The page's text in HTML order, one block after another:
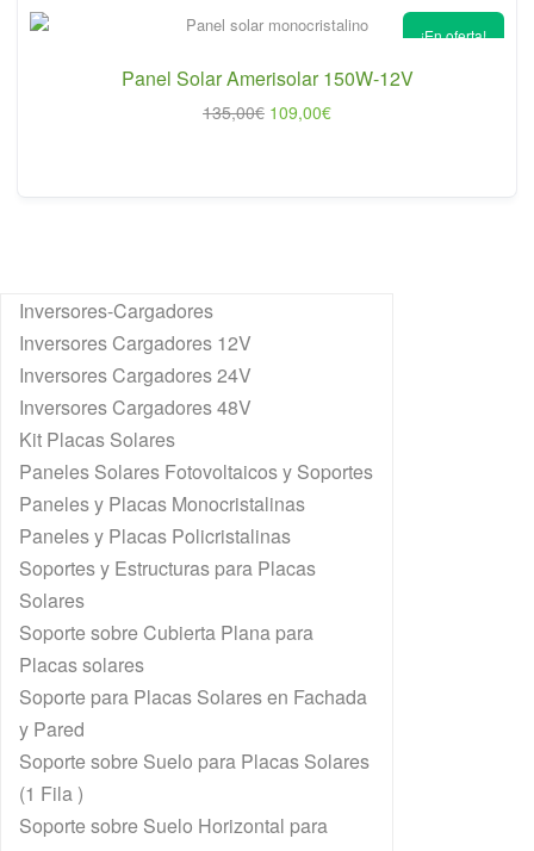
¡En oferta!
Panel Solar Amerisolar 150W-12V
135,00€ El
135,00€.
109,00€El
109,00€.
Inversores-Cargadores
Inversores Cargadores 12V
Inversores Cargadores 24V
Inversores Cargadores 48V
Kit Placas Solares
Paneles Solares Fotovoltaicos y Soportes
Paneles y Placas Monocristalinas
Paneles y Placas Policristalinas
Soportes y Estructuras para Placas
Solares
Soporte sobre Cubierta Plana para
Placas solares
Soporte para Placas Solares en Fachada
y Pared
Soporte sobre Suelo para Placas Solares
(1 Fila )
Soporte sobre Suelo Horizontal para